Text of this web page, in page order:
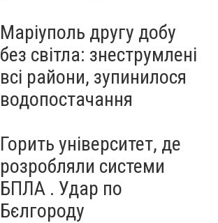
Маріуполь другу добу
без світла: знеструмлені
всі райони, зупинилося
водопостачання
Горить університет, де
розробляли системи
БПЛА . Удар по
Бєлгороду